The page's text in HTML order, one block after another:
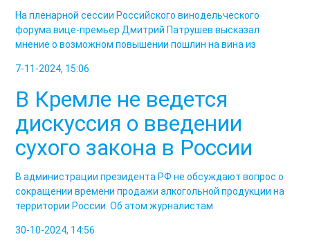
На пленарной сессии Российского винодельческого
форума вице-премьер Дмитрий Патрушев высказал
мнение о возможном повышении пошлин на вина из
7-11-2024, 15:06
В Кремле не ведется
дискуссия о введении
сухого закона в России
В администрации президента РФ не обсуждают вопрос о
сокращении времени продажи алкогольной продукции на
территории России. Об этом журналистам
30-10-2024, 14:56